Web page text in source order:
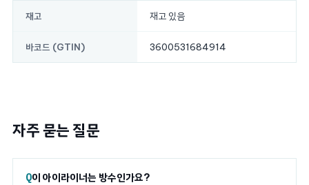
재고 재고 있음
바코드 (GTIN) 3600531684914
자주 묻는 질문
이 아이라이너는 방수인가요?